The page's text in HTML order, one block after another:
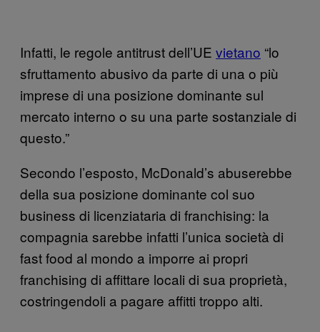
Infatti, le regole antitrust dell’UE vietano “lo
sfruttamento abusivo da parte di una o più
imprese di una posizione dominante sul
mercato interno o su una parte sostanziale di
questo.”
Secondo l’esposto, McDonald’s abuserebbe
della sua posizione dominante col suo
business di licenziataria di franchising: la
compagnia sarebbe infatti l’unica società di
fast food al mondo a imporre ai propri
franchising di affittare locali di sua proprietà,
costringendoli a pagare affitti troppo alti.